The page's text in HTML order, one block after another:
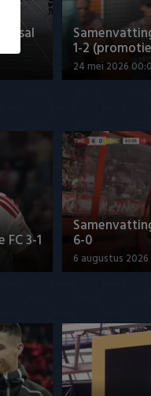
1-2
24 mei 2026
3-1 6-0
6 augustus 2026